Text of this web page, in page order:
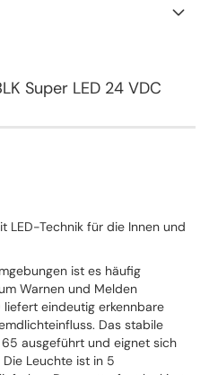
Super LED 24 VDC
LED-Technik für die Innen und
ist es häufig
Warnen und Melden
liefert eindeutig erkennbare
Das stabile
ausgeführt und eignet sich
Leuchte ist in 5